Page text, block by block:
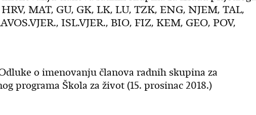
MAT, GU, GK, LK, LU, TZK, ENG, NJEM, TAL,
ISL.VJER., BIO, FIZ, KEM, GEO, POV,
o imenovanju članova radnih skupina za
programa Škola za život (15. prosinac 2018.)